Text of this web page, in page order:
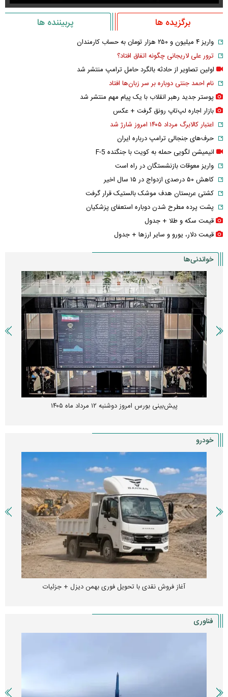
برگزیده ها پربیننده ها
واریز ۴ میلیون و ۲۵۰ هزار تومان به حساب کارمندان
ترور علی لاریجانی چگونه اتفاق افتاد؟
اولین تصاویر از حادثه بالگرد حامل ترامپ منتشر شد
نام احمد جنتی دوباره بر سر زبان‌ها افتاد
پوستر جدید رهبر انقلاب با یک پیام مهم منتشر شد
بازار اجاره لپ‌تاپ رونق گرفت + عکس
اعتبار کالابرگ مرداد ۱۴۰۵ امروز شارژ شد
حرف‌های جنجالی ترامپ درباره ایران
انیمیشن لگویی حمله به کویت با جنگنده F-5
واریز معوقات بازنشستگان در راه است
کاهش ۵۰ درصدی ازدواج در ۱۵ سال اخیر
کشتی عربستان هدف موشک بالستیک قرار گرفت
پشت پرده مطرح شدن دوباره استعفای پزشکیان
قیمت سکه و طلا + جدول
قیمت دلار، یورو و سایر ارز‌ها + جدول
خواندنی‌ها
پیش‌بینی بورس امروز دوشنبه ۱۲ مرداد ماه ۱۴۰۵
خودرو
آغاز فروش نقدی با تحویل فوری بهمن دیزل + جزئیات
فناوری